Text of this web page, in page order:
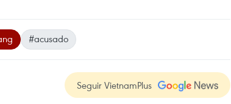
#acusado
Seguir VietnamPlus